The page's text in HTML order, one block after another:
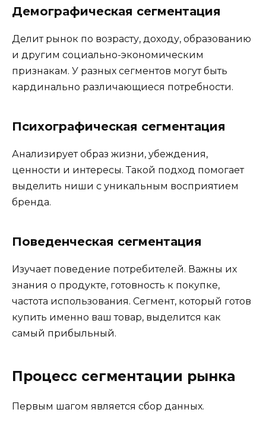
Демографическая сегментация
Делит рынок по возрасту, доходу, образованию
и другим социально-экономическим
признакам. У разных сегментов могут быть
кардинально различающиеся потребности.
Психографическая сегментация
Анализирует образ жизни, убеждения,
ценности и интересы. Такой подход помогает
выделить ниши с уникальным восприятием
бренда.
Поведенческая сегментация
Изучает поведение потребителей. Важны их
знания о продукте, готовность к покупке,
частота использования. Сегмент, который готов
купить именно ваш товар, выделится как
самый прибыльный.
Процесс сегментации рынка
Первым шагом является сбор данных.